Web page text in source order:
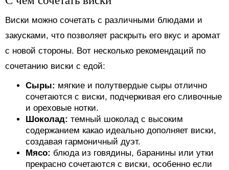
Виски можно сочетать с различными блюдами и
закусками, что позволяет раскрыть его вкус и аромат
с новой стороны. Вот несколько рекомендаций по
сочетанию виски с едой:
Сыры: мягкие и полутвердые сыры отлично
сочетаются с виски, подчеркивая его сливочные
и ореховые нотки.
Шоколад: темный шоколад с высоким
содержанием какао идеально дополняет виски,
создавая гармоничный дуэт.
Мясо: блюда из говядины, баранины или утки
прекрасно сочетаются с виски, особенно если